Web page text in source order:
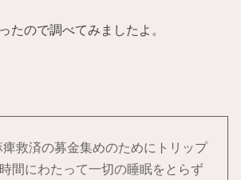
たので調べてみましたよ。
救済の募金集めのためにトリップ
間にわたって一切の睡眠をとらず